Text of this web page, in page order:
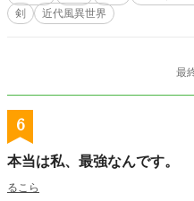
出す《魔銃士育成学園》の生徒であ
いう称号を学園から与えられているた
子を見せる彼を怒鳴り、次に彼の教
び、ガレリア国市民権と編入試験を
は《獲物》。 この学園における落ち
事になってしまう。 だが、誰も彼女の正体は知らない。ただ一人、彼女の正体
を知るジードフリードは彼女と共にガ
していく。
剣
近代風異世界
最
6
本当は私、最強なんです。
るこら